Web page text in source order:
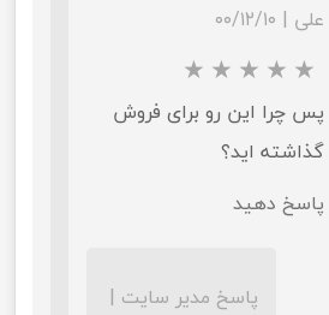
علی | ۰۰/۱۲/۱۰
پس چرا این رو برای فروش
گذاشته اید؟
پاسخ دهید
پاسخ مدیر سایت |